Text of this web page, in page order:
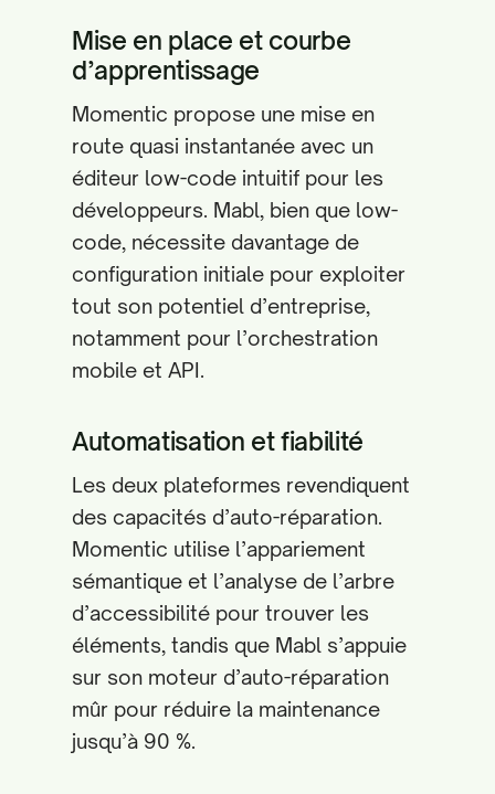
Mise en place et courbe
d’apprentissage
Momentic propose une mise en
route quasi instantanée avec un
éditeur low-code intuitif pour les
développeurs. Mabl, bien que low-
code, nécessite davantage de
configuration initiale pour exploiter
tout son potentiel d’entreprise,
notamment pour l’orchestration
mobile et API.
Automatisation et fiabilité
Les deux plateformes revendiquent
des capacités d’auto-réparation.
Momentic utilise l’appariement
sémantique et l’analyse de l’arbre
d’accessibilité pour trouver les
éléments, tandis que Mabl s’appuie
sur son moteur d’auto-réparation
mûr pour réduire la maintenance
jusqu’à 90 %.